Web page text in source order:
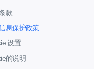
款
息保护政策
设置
的说明